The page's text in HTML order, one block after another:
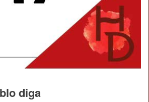
diga